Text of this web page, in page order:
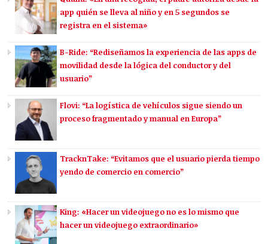
app quién se lleva al niño y en 5 segundos se
registra en el sistema»
B-Ride: “Rediseñamos la experiencia de las apps de
movilidad desde la lógica del conductor y del
usuario”
Flovi: “La logística de vehículos sigue siendo un
proceso fragmentado y manual en Europa”
TracknTake: “Evitamos que el usuario pierda tiempo
yendo de comercio en comercio”
King: «Hacer un videojuego no es lo mismo que
hacer un videojuego extraordinario»